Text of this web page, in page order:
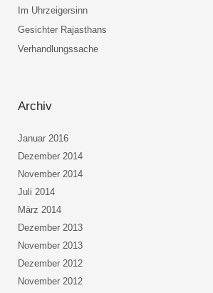
Im Uhrzeigersinn
Gesichter Rajasthans
Verhandlungssache
Archiv
Januar 2016
Dezember 2014
November 2014
Juli 2014
März 2014
Dezember 2013
November 2013
Dezember 2012
November 2012